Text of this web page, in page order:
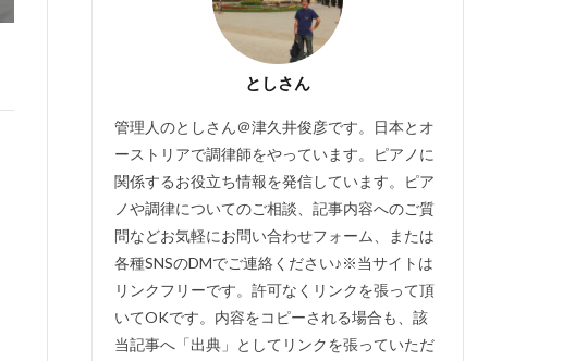
としさん
管理人のとしさん＠津久井俊彦です。日本とオ
ーストリアで調律師をやっています。ピアノに
関係するお役立ち情報を発信しています。ピア
ノや調律についてのご相談、記事内容へのご質
問などお気軽にお問い合わせフォーム、または
各種SNSのDMでご連絡ください♪※当サイトは
リンクフリーです。許可なくリンクを張って頂
いてOKです。内容をコピーされる場合も、該
当記事へ「出典」としてリンクを張っていただ